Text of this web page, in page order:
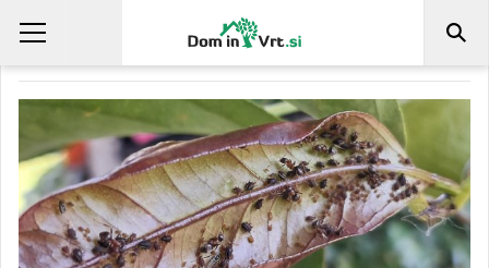
ŠKODLJIVEC